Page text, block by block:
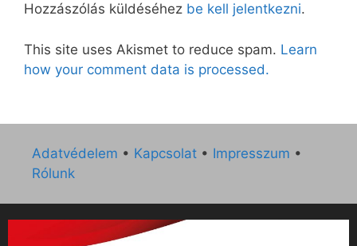
Hozzászólás küldéséhez be kell jelentkezni.
This site uses Akismet to reduce spam. Learn
how your comment data is processed.
Adatvédelem • Kapcsolat • Impresszum •
Rólunk